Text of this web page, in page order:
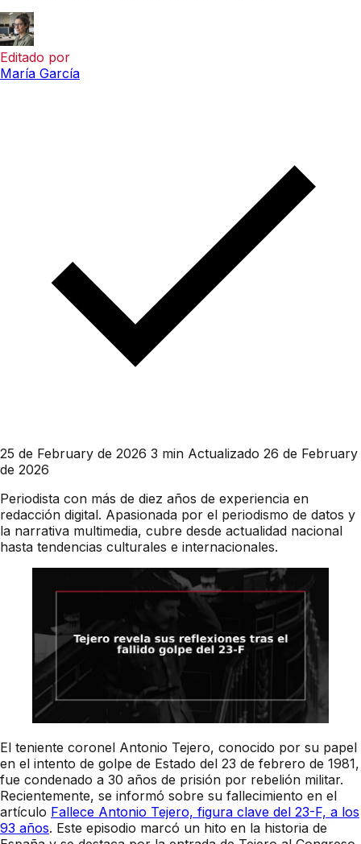
Editado por
María García
25 de February de 2026 3 min Actualizado 26 de February
de 2026
Periodista con más de diez años de experiencia en
redacción digital. Apasionada por el periodismo de datos y
la narrativa multimedia, cubre desde actualidad nacional
hasta tendencias culturales e internacionales.
El teniente coronel Antonio Tejero, conocido por su papel
en el intento de golpe de Estado del 23 de febrero de 1981,
fue condenado a 30 años de prisión por rebelión militar.
Recientemente, se informó sobre su fallecimiento en el
artículo Fallece Antonio Tejero, figura clave del 23-F, a los
93 años. Este episodio marcó un hito en la historia de